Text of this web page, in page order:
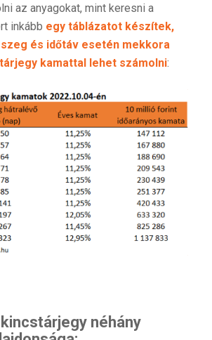
az anyagokat, mint keresni a
inkább egy táblázatot készítek,
és időtáv esetén mekkora
kamattal lehet számolni:
néhány